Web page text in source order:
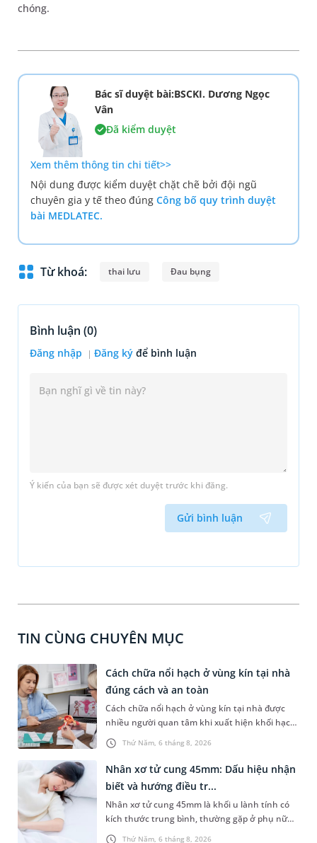
chóng.
Bác sĩ duyệt bài:BSCKI. Dương Ngọc
Vân
Đã kiểm duyệt
Xem thêm thông tin chi tiết>>
Nội dung được kiểm duyệt chặt chẽ bởi đội ngũ
chuyên gia y tế theo đúng Công bố quy trình duyệt
bài MEDLATEC.
Từ khoá: thai lưu Đau bụng
Bình luận (0)
Đăng nhập Đăng ký để bình luận
Ý kiến của bạn sẽ được xét duyệt trước khi đăng.
Gửi bình luận
TIN CÙNG CHUYÊN MỤC
Thứ Năm, 6 tháng 8, 2026
Cách chữa nổi hạch ở vùng kín tại nhà
đúng cách và an toàn
Cách chữa nổi hạch ở vùng kín tại nhà được
nhiều người quan tâm khi xuất hiện khối hạch
nhỏ ở vùng bẹn hoặc cơ quan sinh dục. Nếu
hạch mới xuất hiện, kích thước nhỏ và chưa
kèm dấu hiệu bất thường, áp dụng biện pháp
chăm sóc phù hợp có thể góp phần làm giảm
cảm giác khó chịu. Tuy nhiên, không phải
trường hợp nào cũng có thể tự điều trị. Việc
nhận biết khi nào cần theo dõi tại nhà và khi
nào nên đi khám sẽ giúp xử trí đúng cách,
Thứ Năm, 6 tháng 8, 2026
Nhân xơ tử cung 45mm: Dấu hiệu nhận
biết và hướng điều tr...
Nhân xơ tử cung 45mm là khối u lành tính có
kích thước trung bình, thường gặp ở phụ nữ
trong độ tuổi sinh sản. Mặc dù không phải